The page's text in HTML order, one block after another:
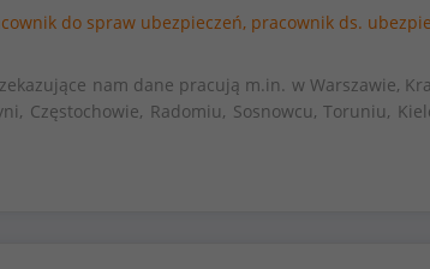
do spraw ubezpieczeń, pracownik ds.
nam dane pracują m.in. w Warszawie,
Częstochowie, Radomiu, Sosnowcu, Toruniu,